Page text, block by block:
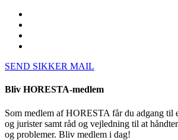
SEND SIKKER MAIL
Bliv HORESTA-medlem
Som medlem af HORESTA får du adgang til
og jurister samt råd og vejledning til at
og problemer. Bliv medlem i dag!